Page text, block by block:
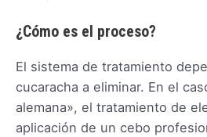
¿Cómo es el proceso?
El sistema de tratamiento
cucaracha a eliminar. En el
alemana», el tratamiento de
aplicación de un cebo